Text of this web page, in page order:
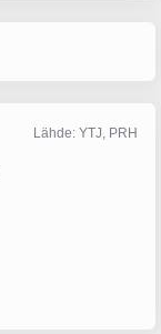
Lähde: YTJ, PRH